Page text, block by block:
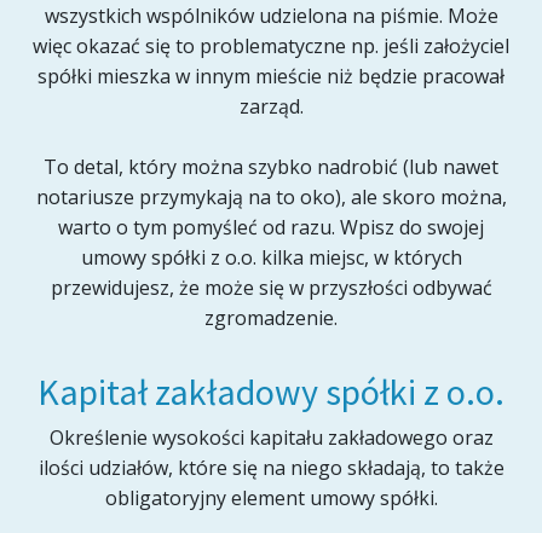
wszystkich wspólników udzielona na piśmie. Może
więc okazać się to problematyczne np. jeśli założyciel
spółki mieszka w innym mieście niż będzie pracował
zarząd.
To detal, który można szybko nadrobić (lub nawet
notariusze przymykają na to oko), ale skoro można,
warto o tym pomyśleć od razu. Wpisz do swojej
umowy spółki z o.o. kilka miejsc, w których
przewidujesz, że może się w przyszłości odbywać
zgromadzenie.
Kapitał zakładowy spółki z o.o.
Określenie wysokości kapitału zakładowego oraz
ilości udziałów, które się na niego składają, to także
obligatoryjny element umowy spółki.